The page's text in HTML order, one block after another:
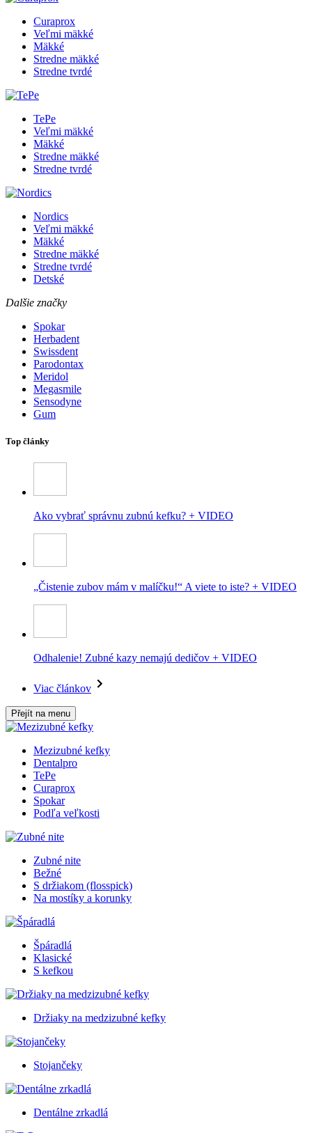
Curaprox
Veľmi mäkké
Mäkké
Stredne mäkké
Stredne tvrdé
TePe
Veľmi mäkké
Mäkké
Stredne mäkké
Stredne tvrdé
Nordics
Veľmi mäkké
Mäkké
Stredne mäkké
Stredne tvrdé
Detské
Dalšie značky
Spokar
Herbadent
Swissdent
Parodontax
Meridol
Megasmile
Sensodyne
Gum
Top články
Ako vybrať správnu zubnú kefku? + VIDEO
„Čistenie zubov mám v malíčku!“ A viete to iste? + VIDEO
Odhalenie! Zubné kazy nemajú dedičov + VIDEO
Viac článkov
Přejít na menu
Mezizubné kefky
Dentalpro
TePe
Curaprox
Spokar
Podľa veľkosti
Zubné nite
Bežné
S držiakom (flosspick)
Na mostíky a korunky
Špáradlá
Klasické
S kefkou
Držiaky na medzizubné kefky
Stojančeky
Dentálne zrkadlá